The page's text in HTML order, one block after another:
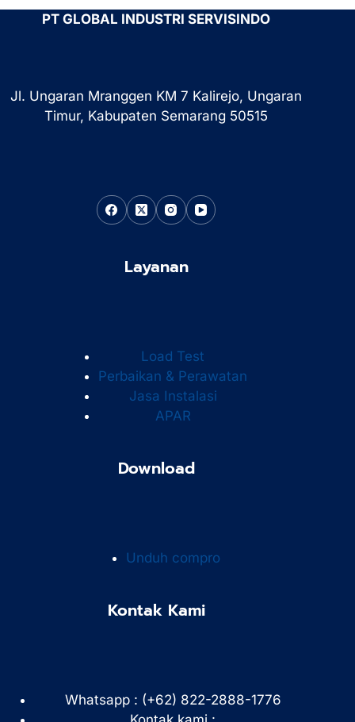
PT GLOBAL INDUSTRI SERVISINDO
Jl. Ungaran Mranggen KM 7 Kalirejo, Ungaran
Timur, Kabupaten Semarang 50515
Layanan
Load Test
Perbaikan & Perawatan
Jasa Instalasi
APAR
Download
Unduh compro
Kontak Kami
Whatsapp : (+62) 822-2888-1776